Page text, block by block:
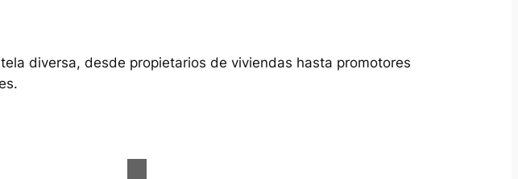
diversa, desde propietarios de viviendas hasta promotores